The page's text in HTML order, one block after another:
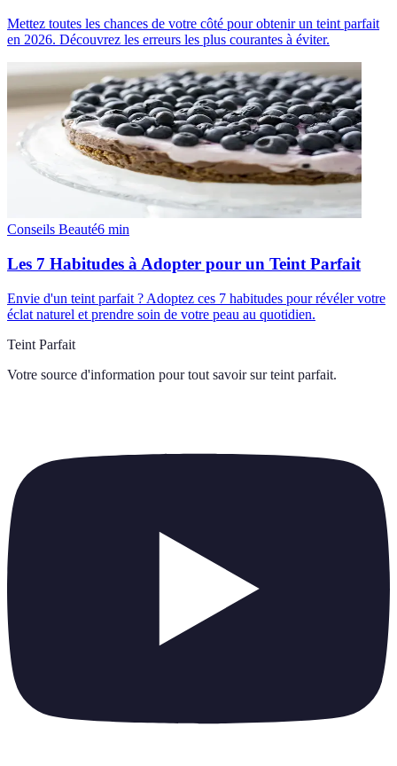
Mettez toutes les chances de votre côté pour obtenir un teint parfait
en 2026. Découvrez les erreurs les plus courantes à éviter.
Conseils Beauté6 min
Les 7 Habitudes à Adopter pour un Teint Parfait
Envie d'un teint parfait ? Adoptez ces 7 habitudes pour révéler votre
éclat naturel et prendre soin de votre peau au quotidien.
Teint Parfait
Votre source d'information pour tout savoir sur teint parfait.